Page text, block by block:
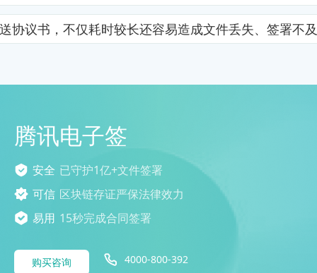
议书，不仅耗时较长还容易造成文件丢失、签署
腾讯电子签
安全 已守护1亿+文件签署
可信 区块链存证严保法律效力
易用 15秒完成合同签署
购买咨询 4000-800-392